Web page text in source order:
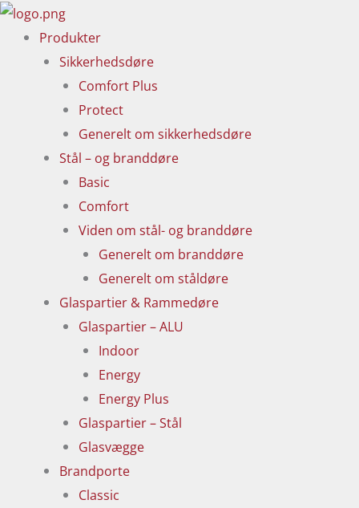
Gå
indholdet
Produkter
Sikkerhedsdøre
Comfort Plus
Protect
Generelt om sikkerhedsdøre
Stål – og branddøre
Basic
Comfort
Viden om stål- og branddøre
Generelt om branddøre
Generelt om ståldøre
Glaspartier & Rammedøre
Glaspartier – ALU
Indoor
Energy
Energy Plus
Glaspartier – Stål
Glasvægge
Brandporte
Classic